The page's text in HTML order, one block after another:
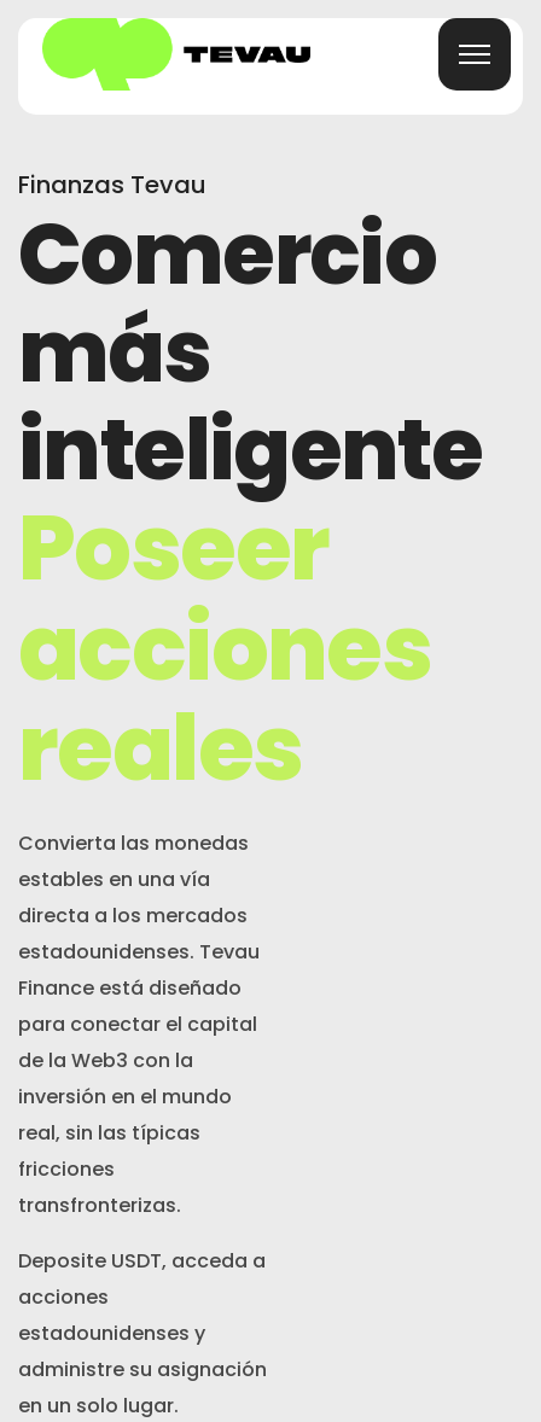
Hogar
Tarjeta
Billetera
Acerca De
Preguntas Frecuentes
Inscribirse
Español (México)
Finanzas Tevau
Comercio
más
inteligente
Poseer
acciones
reales
Convierta las monedas
estables en una vía
directa a los mercados
estadounidenses. Tevau
Finance está diseñado
para conectar el capital
de la Web3 con la
inversión en el mundo
real, sin las típicas
fricciones
transfronterizas.
Deposite USDT, acceda a
acciones
estadounidenses y
administre su asignación
en un solo lugar.